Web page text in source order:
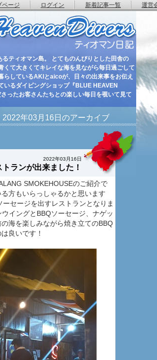
ページ ログイン 新着記事一覧 運営
るティオマン島。 とてものんびりとした田舎の
くて大きくてキレイな海を見ながら毎日過ごして
らしているAKIとaicoが、日々の出来事をお伝え
いるダイビングショップ『BLUE HEAVEN
ったお客さんたちとの楽しい毎日を覗いて見て
2022年03月16日のアーカイブ
2022年03月16日
ランが出来ました！
SMOKEHOUSEのご紹介で
方もいらっしゃるかと思います
セージを出すレストランとなりま
イングとBBQソーセージ、ナゲッ
海を楽しみながら焼き立てのBBQ
良いです！